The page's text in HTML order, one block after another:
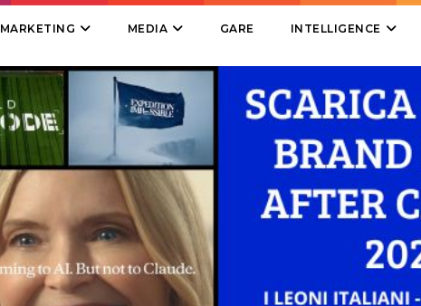
PRODOTTI
PUNTI VENDITA
CSR
STRATEGIE
CINEMA
MARKETING MEDIA GARE INTELLIGENCE